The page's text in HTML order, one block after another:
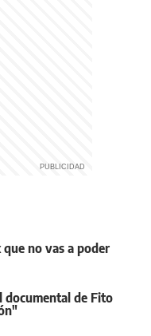
no vas a poder
de Fito